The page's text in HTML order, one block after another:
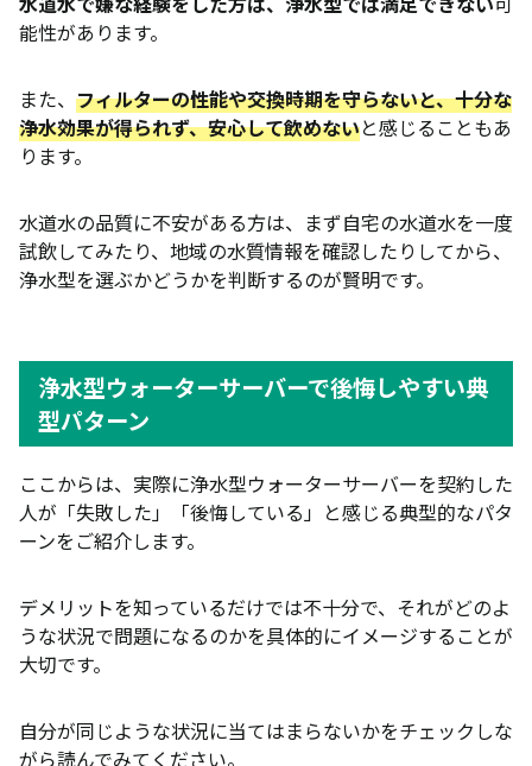
能性があります。
また、 フィルターの性能や交換時期を守らないと、十分な
浄水効果が得られず、安心して飲めないと感じることもあ
ります。
水道水の品質に不安がある方は、まず自宅の水道水を一度
試飲してみたり、地域の水質情報を確認したりしてから、
浄水型を選ぶかどうかを判断するのが賢明です。
浄水型ウォーターサーバーで後悔しやすい典
型パターン
ここからは、実際に浄水型ウォーターサーバーを契約した
人が「失敗した」「後悔している」と感じる典型的なパタ
ーンをご紹介します。
デメリットを知っているだけでは不十分で、それがどのよ
うな状況で問題になるのかを具体的にイメージすることが
大切です。
自分が同じような状況に当てはまらないかをチェックしな
がら読んでみてください。